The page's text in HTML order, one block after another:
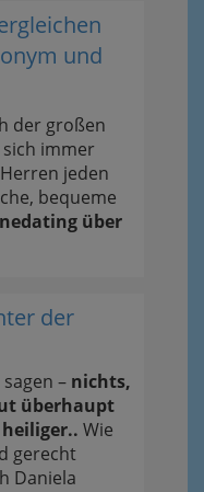
und
der großen
immer
jeden
bequeme
über
der
– nichts,
überhaupt
Wie
gerecht
Daniela